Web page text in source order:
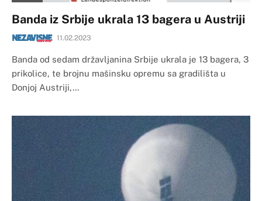
Banda iz Srbije ukrala 13 bagera u Austriji
11.02.2023
Banda od sedam državljanina Srbije ukrala je 13 bagera, 3
prikolice, te brojnu mašinsku opremu sa gradilišta u
Donjoj Austriji,…